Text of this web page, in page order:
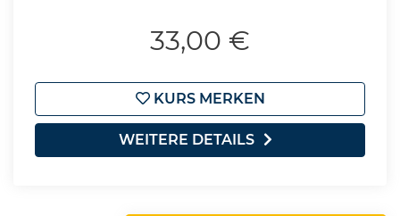
33,00 €
KURS MERKEN
WEITERE DETAILS